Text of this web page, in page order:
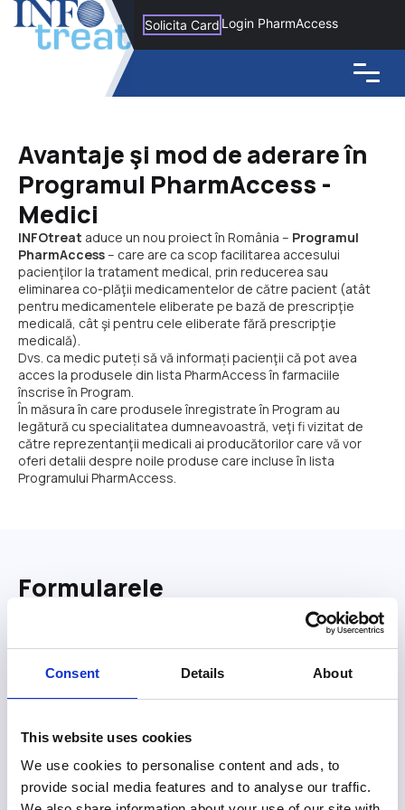
Consent Details About
This website uses cookies
We use cookies to personalise content and ads, to
provide social media features and to analyse our traffic.
Solicita Card Login PharmAccess
Avantaje şi mod de aderare în
Programul PharmAccess -
Medici
INFOtreat aduce un nou proiect în România – Programul
PharmAccess– care are ca scop facilitarea accesului
pacienţilor la tratament medical, prin reducerea sau
eliminarea co-plăţii medicamentelor de către pacient (atât
pentru medicamentele eliberate pe bază de prescripţie
medicală, cât şi pentru cele eliberate fără prescripţie
medicală).
Dvs. ca medic puteți să vă informați pacienţii că pot avea
acces la produsele din lista PharmAccess în farmaciile
înscrise în Program.
În măsura în care produsele înregistrate în Program au
legătură cu specialitatea dumneavoastră, veţi fi vizitat de
către reprezentanţii medicali ai producătorilor care vă vor
oferi detalii despre noile produse care incluse în lista
Programului PharmAccess.
Formularele
Formularele sunt necesare pentru a putea emite cardul
definitiv nominal. În baza datelor înscrise: nume, prenume
(care vor apare pe card) și adresa corectă, INFOtreat va
specificat in formular.
In baza formularului si apoi a cardului definitiv, pacientul va
listate in Programul PharmAccess.
medicament în Programul social PharmAccess nu înseamnă
că îl înrolați în Program. Este la latitudinea pacientului să
accepte sau nu participarea prin completarea câmpurilor